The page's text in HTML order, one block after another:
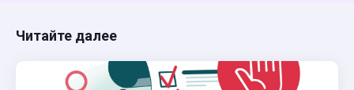
Читайте далее